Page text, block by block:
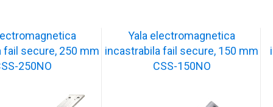
fail secure, 250 mm
250NO
Yala electromagnetica
incastrabila fail secure, 150 mm
CSS-150NO